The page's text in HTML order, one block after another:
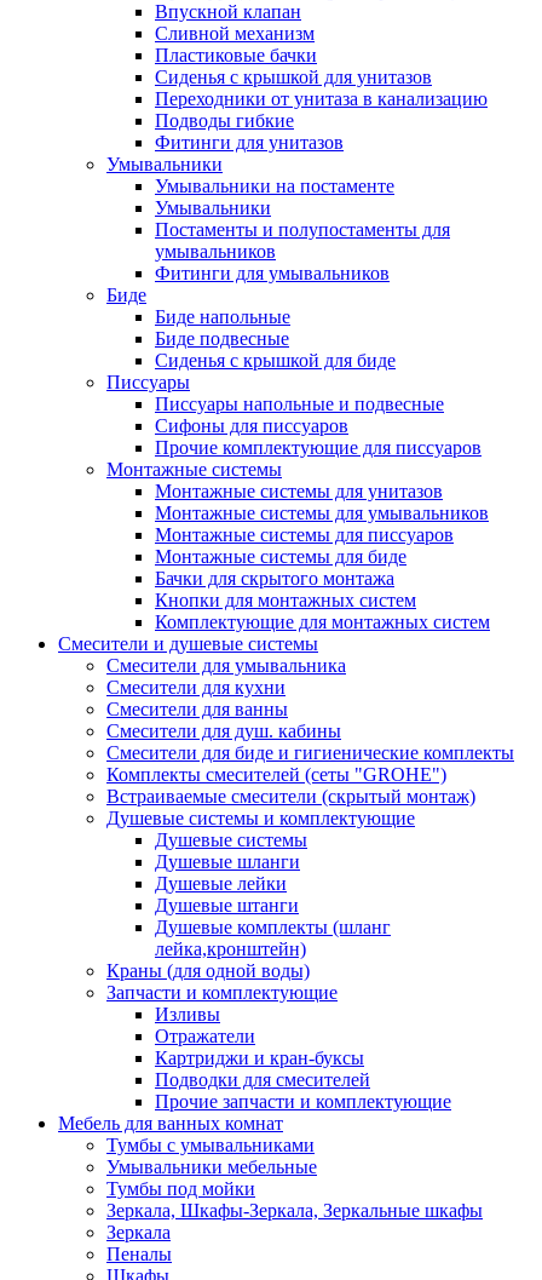
Впускной клапан
Сливной механизм
Пластиковые бачки
Сиденья с крышкой для унитазов
Переходники от унитаза в канализацию
Подводы гибкие
Фитинги для унитазов
Умывальники
Умывальники на постаменте
Умывальники
Постаменты и полупостаменты для
умывальников
Фитинги для умывальников
Биде
Биде напольные
Биде подвесные
Сиденья с крышкой для биде
Писсуары
Писсуары напольные и подвесные
Сифоны для писсуаров
Прочие комплектующие для писсуаров
Монтажные системы
Монтажные системы для унитазов
Монтажные системы для умывальников
Монтажные системы для писсуаров
Монтажные системы для биде
Бачки для скрытого монтажа
Кнопки для монтажных систем
Комплектующие для монтажных систем
Смесители и душевые системы
Смесители для умывальника
Смесители для кухни
Смесители для ванны
Смесители для душ. кабины
Смесители для биде и гигиенические комплекты
Комплекты смесителей (сеты "GROHE")
Встраиваемые смесители (скрытый монтаж)
Душевые системы и комплектующие
Душевые системы
Душевые шланги
Душевые лейки
Душевые штанги
Душевые комплекты (шланг
лейка,кронштейн)
Краны (для одной воды)
Запчасти и комплектующие
Изливы
Отражатели
Картриджи и кран-буксы
Подводки для смесителей
Прочие запчасти и комплектующие
Мебель для ванных комнат
Тумбы с умывальниками
Умывальники мебельные
Тумбы под мойки
Зеркала, Шкафы-Зеркала, Зеркальные шкафы
Зеркала
Пеналы
Шкафы